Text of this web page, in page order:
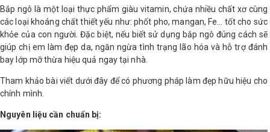
Bắp ngô là một loại thực phẩm giàu vitamin, chứa nhiều chất xơ cùng
các loại khoáng chất thiết yếu như: phốt pho, mangan, Fe… tốt cho sức
khỏe của con người. Đặc biệt, nếu biết sử dụng bắp ngô đúng cách sẽ
giúp chị em làm đẹp da, ngăn ngừa tình trạng lão hóa và hỗ trợ đánh
bay lớp mỡ thừa hiệu quả ngay tại nhà.
Tham khảo bài viết dưới đây để có phương pháp làm đẹp hữu hiệu cho
chính mình.
Nguyên liệu cần chuẩn bị: